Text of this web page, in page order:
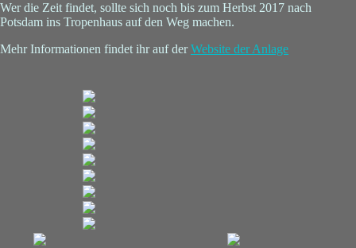
Wer die Zeit findet, sollte sich noch bis zum Herbst 2017 nach
Potsdam ins Tropenhaus auf den Weg machen.
Mehr Informationen findet ihr auf derWebsite der Anlage